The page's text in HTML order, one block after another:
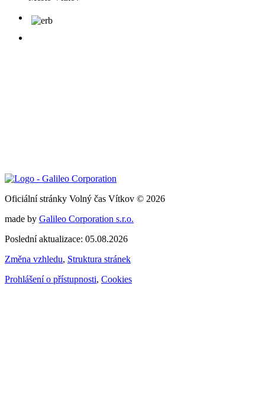
Oficiální stránky Volný čas Vítkov © 2026
made by Galileo Corporation s.r.o.
Poslední aktualizace: 05.08.2026
Změna vzhledu, Struktura stránek
Prohlášení o přístupnosti, Cookies